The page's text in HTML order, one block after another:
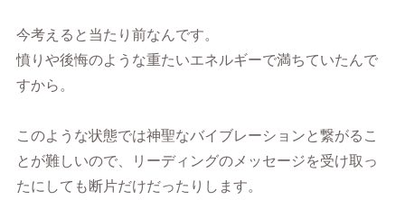
今考えると当たり前なんです。
憤りや後悔のような重たいエネルギーで満ちていたんで
すから。
このような状態では神聖なバイブレーションと繋がるこ
とが難しいので、リーディングのメッセージを受け取っ
たにしても断片だけだったりします。